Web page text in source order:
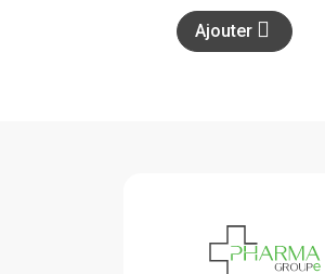
Ajouter